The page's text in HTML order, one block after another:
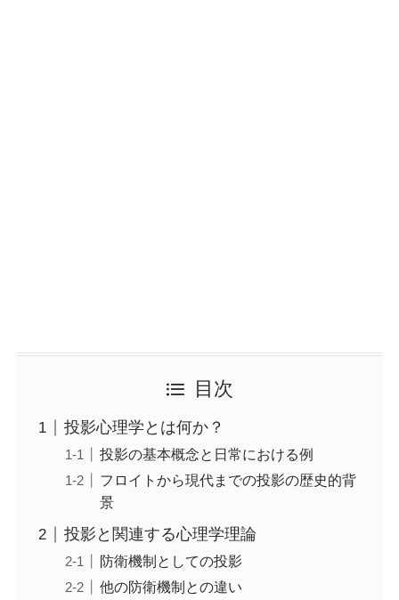
目次
投影心理学とは何か？
投影の基本概念と日常における例
フロイトから現代までの投影の歴史的背
景
投影と関連する心理学理論
防衛機制としての投影
他の防衛機制との違い